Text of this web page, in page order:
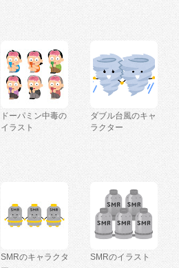
ドーパミン中毒の
イラスト
ダブル台風のキャ
ラクター
SMRのキャラクタ
SMRのイラスト